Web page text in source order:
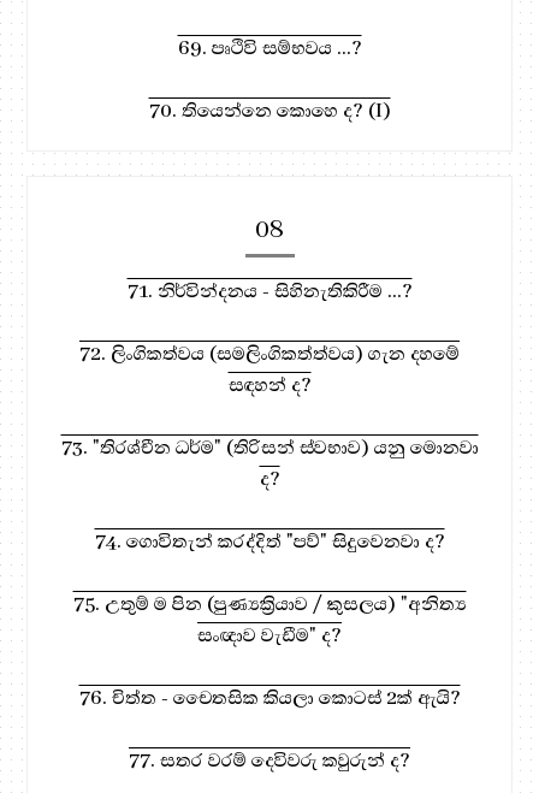
69. පෘථිවි සම්භවය ...?
70. තියෙන්නෙ කොහෙ ද? (I)
08
71. නිර්වින්දනය - සිහිනැතිකිරීම ...?
72. ලිංගිකත්වය (සමලිංගිකත්ත්වය) ගැන දහමේ
සඳහන් ද?
73. "තිරශ්චීන ධර්ම" (තිරිසන් ස්වභාව) යනු මොනවා
ද?
74. ගොවිතැන් කරද්දිත් "පව්" සිදුවෙනවා ද?
75. උතුම් ම පින (පුණ්‍යක්‍රියාව / කුසලය) "අනිත්‍ය
සංඥාව වැඩීම" ද?
76. චිත්ත - චෛතසික කියලා කොටස් 2ක් ඇයි?
77. සතර වරම් දෙවිවරු කවුරුන් ද?